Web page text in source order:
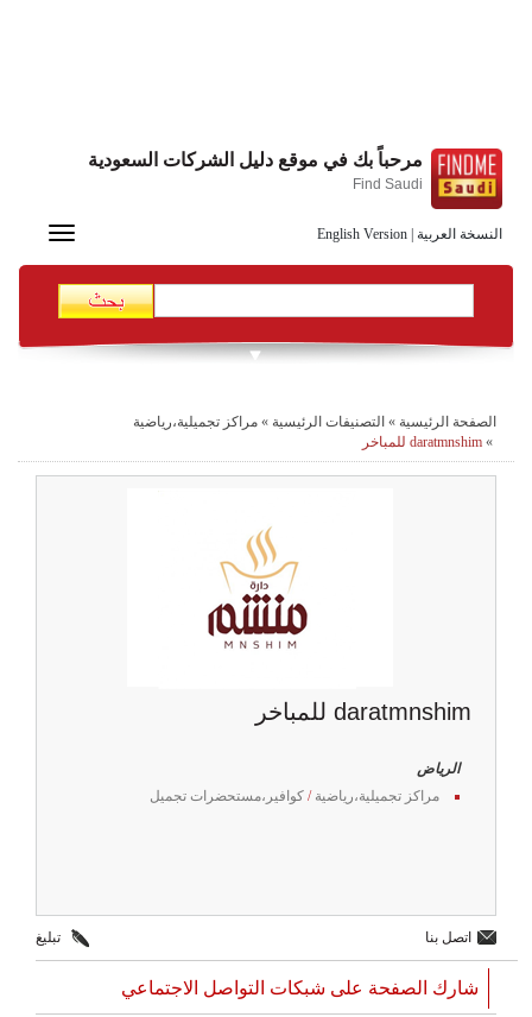
النسخة العربية English Version
مرحباً بك في موقع دليل الشركات السعودية
Find Saudi
Toggle
الصفحة الرئيسية » التصنيفات الرئيسية » مراكز تجميلية،رياضية
» daratmnshim للمباخر
daratmnshim للمباخر
الرياض
مراكز تجميلية،رياضية / كوافير،مستحضرات تجميل
اتصل بنا تبليغ
شارك الصفحة على شبكات التواصل الاجتماعي